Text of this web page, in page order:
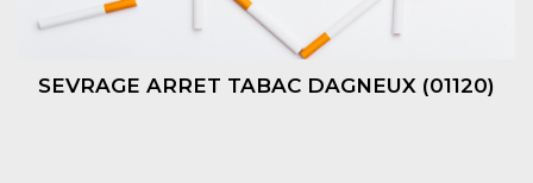
SEVRAGE ARRET TABAC DAGNEUX (01120)